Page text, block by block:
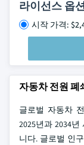
라이선스 옵
시작 가격:
자동차 전원 폐
글로벌 자동차
2025년과 2034년
니다. 글로벌 인